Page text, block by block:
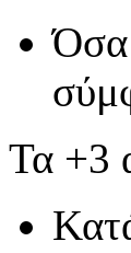
Όσα
Τα +3